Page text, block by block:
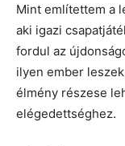
Mint említettem a
aki igazi
fordul az
ilyen ember
élmény részese
elégedettséghez.